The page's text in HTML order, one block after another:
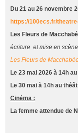
Du 21 au 26 novembre
https://100ecs.fr/
Les Fleurs de
écriture et mise en
Les Fleurs de
Le 23 mai 2026 à 14h
Le 30 mai à 14h au
Cinéma :
La femme attendue de